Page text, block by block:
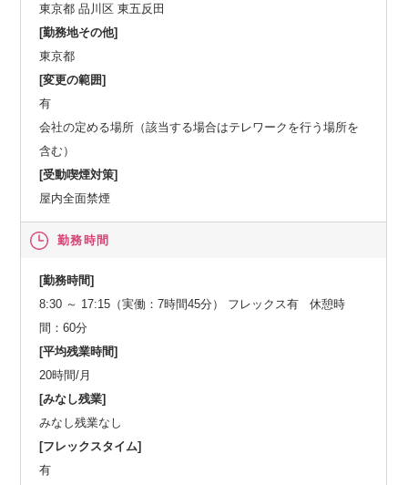
東京都 品川区 東五反田
[勤務地その他]
東京都
[変更の範囲]
有
会社の定める場所（該当する場合はテレワークを行う場所を
含む）
[受動喫煙対策]
屋内全面禁煙
勤務時間
[勤務時間]
8:30 ～ 17:15（実働：7時間45分） フレックス有 休憩時
間：60分
[平均残業時間]
20時間/月
[みなし残業]
みなし残業なし
[フレックスタイム]
有